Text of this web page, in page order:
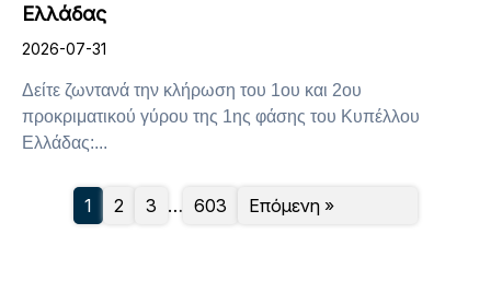
Ελλάδας
2026-07-31
Δείτε ζωντανά την κλήρωση του 1ου και 2ου
προκριματικού γύρου της 1ης φάσης του Κυπέλλου
Ελλάδας:...
1 2 3 … 603 Επόμενη »